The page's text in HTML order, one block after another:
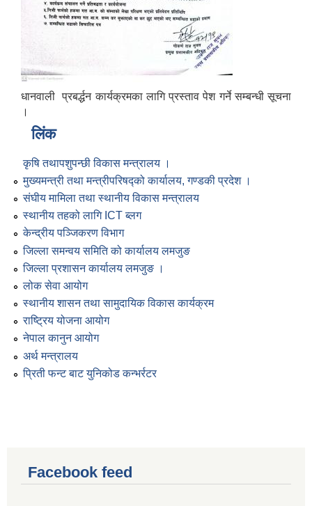
धानवाली प्रबर्द्धन कार्यक्रमका लागि प्रस्ताव पेश गर्ने सम्बन्धी सूचना
।
लिंक
कृषि तथापशुपन्छी विकास मन्त्रालय ।
मुख्यमन्त्री तथा मन्त्रीपरिषद्को कार्यालय, गण्डकी प्रदेश ।
संघीय मामिला तथा स्थानीय विकास मन्त्रालय
स्थानीय तहको लागि ICT ब्लग
केन्द्रीय पञ्जिकरण विभाग
जिल्ला समन्वय समिति को कार्यालय लमजुङ
जिल्ला प्रशासन कार्यालय लमजुङ ।
लोक सेवा आयोग
स्थानीय शासन तथा सामुदायिक विकास कार्यक्रम
राष्ट्रिय योजना आयोग
नेपाल कानुन आयोग
अर्थ मन्त्रालय
प्रिती फन्ट बाट युनिकोड कन्भर्रटर
Facebook feed